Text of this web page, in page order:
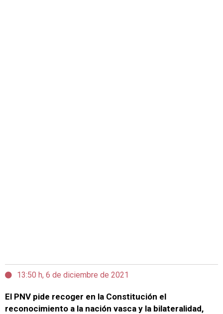
13:50 h, 6 de diciembre de 2021
El PNV pide recoger en la Constitución el
reconocimiento a la nación vasca y la bilateralidad,